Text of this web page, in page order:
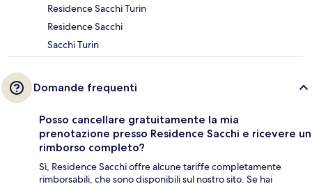
Residence Sacchi Turin
Residence Sacchi
Sacchi Turin
Domande frequenti
Posso cancellare gratuitamente la mia
prenotazione presso Residence Sacchi e ricevere un
rimborso completo?
Sì, Residence Sacchi offre alcune tariffe completamente
rimborsabili, che sono disponibili sul nostro sito. Se hai